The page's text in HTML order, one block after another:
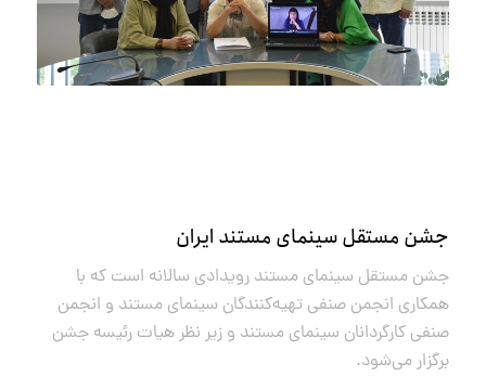
جشن مستقل سینمای مستند ایران
جشن مستقل سینمای مستند رویدادی سالانه است که با
همکاری انجمن صنفی تهیه‌کنندگان سینمای مستند و انجمن
صنفی کارگردانان سینمای مستند و زیر نظر هیات رئیسه جشن
برگزار می‌شود.